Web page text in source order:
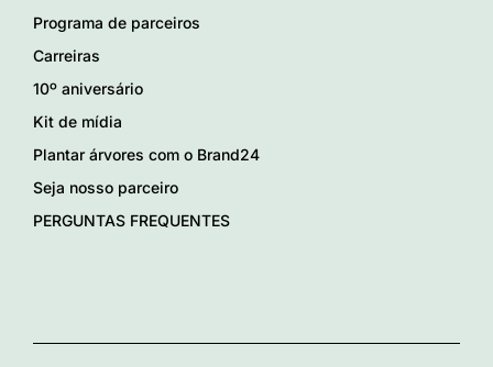
Programa de parceiros
Carreiras
10º aniversário
Kit de mídia
Plantar árvores com o Brand24
Seja nosso parceiro
PERGUNTAS FREQUENTES